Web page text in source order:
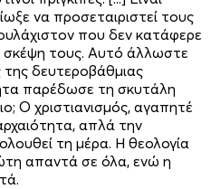
να προσεταιριστεί τους
που δεν κατάφερε
τους. Αυτό άλλωστε
της δευτεροβάθμιας
παρέδωσε τη σκυτάλη
Ο χριστιανισμός, αγαπητέ
απλά την
τη μέρα. Η θεολογία
απαντά σε όλα, ενώ η